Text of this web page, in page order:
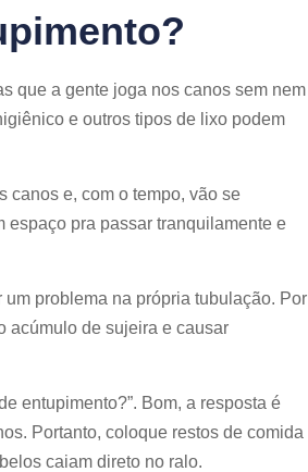
que a gente joga nos canos sem nem
e outros tipos de lixo podem
canos e, com o tempo, vão se
espaço pra passar tranquilamente e
problema na própria tubulação. Por
acúmulo de sujeira e causar
entupimento?”. Bom, a resposta é
Portanto, coloque restos de comida
caiam direto no ralo.